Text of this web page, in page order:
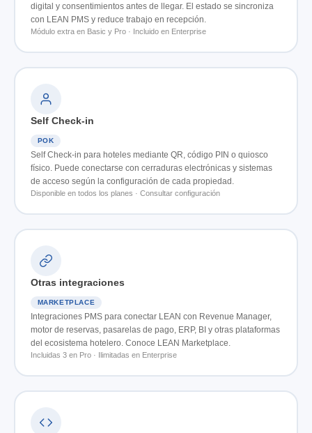
digital y consentimientos antes de llegar. El estado se sincroniza
con LEAN PMS y reduce trabajo en recepción.
Módulo extra en Basic y Pro · Incluido en Enterprise
Self Check-in
POK
Self Check-in para hoteles mediante QR, código PIN o quiosco
físico. Puede conectarse con cerraduras electrónicas y sistemas
de acceso según la configuración de cada propiedad.
Disponible en todos los planes · Consultar configuración
Otras integraciones
MARKETPLACE
Integraciones PMS para conectar LEAN con Revenue Manager,
motor de reservas, pasarelas de pago, ERP, BI y otras plataformas
del ecosistema hotelero. Conoce LEAN Marketplace.
Incluidas 3 en Pro · Ilimitadas en Enterprise